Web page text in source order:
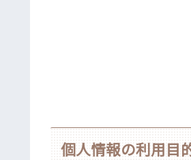
個人情報の利用目